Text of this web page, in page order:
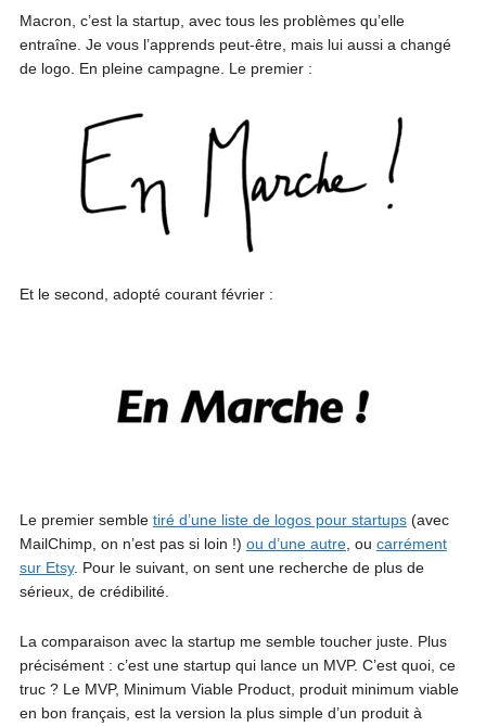
Macron, c’est la startup, avec tous les problèmes qu’elle
entraîne. Je vous l’apprends peut-être, mais lui aussi a changé
de logo. En pleine campagne. Le premier :
Et le second, adopté courant février :
Le premier semble tiré d’une liste de logos pour startups(avec
MailChimp, on n’est pas si loin !) ou d’une autre, ou carrément
sur Etsy. Pour le suivant, on sent une recherche de plus de
sérieux, de crédibilité.
La comparaison avec la startup me semble toucher juste. Plus
précisément : c’est une startup qui lance un MVP. C’est quoi, ce
truc ? Le MVP, Minimum Viable Product, produit minimum viable
en bon français, est la version la plus simple d’un produit à